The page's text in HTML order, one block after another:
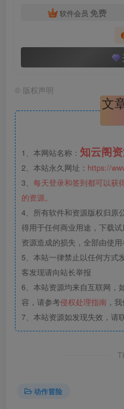
软件会员 免费
© 版权声明
文
1、本网站名称： 知云阁
2、本站永久网址： https://
3、 每天登录和签到都可以获
的资源。
4、所有软件和资源版权归原
得用于任何商业用途，下载
资源造成的损失，全部由使用
5、本站一律禁止以任何方式
客发现请向站长举报
6、本站资源均来自互联网，
容，请参考侵权处理指南 ，
7、本站资源如发现失效，请
动作冒险